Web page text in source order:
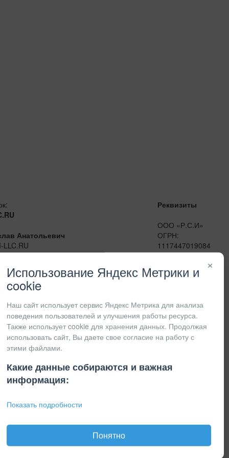
Анатольевич
LLC.RU
Реквизиты
ООО «Р.С.И»
ОГРН:
1117447019084
ИНН:
КПП:
×
Использование Яндекс Метрики и
cookie
Наш сайт использует сервис Яндекс Метрика для анализа
поведения пользователей и улучшения работы ресурса.
Также использует cookie для хранения данных. Продолжая
использовать сайт, Вы даете свое согласие на работу с
этими файлами.
Какие данные собираются и важная
информация:
Показать подробности
Понятно